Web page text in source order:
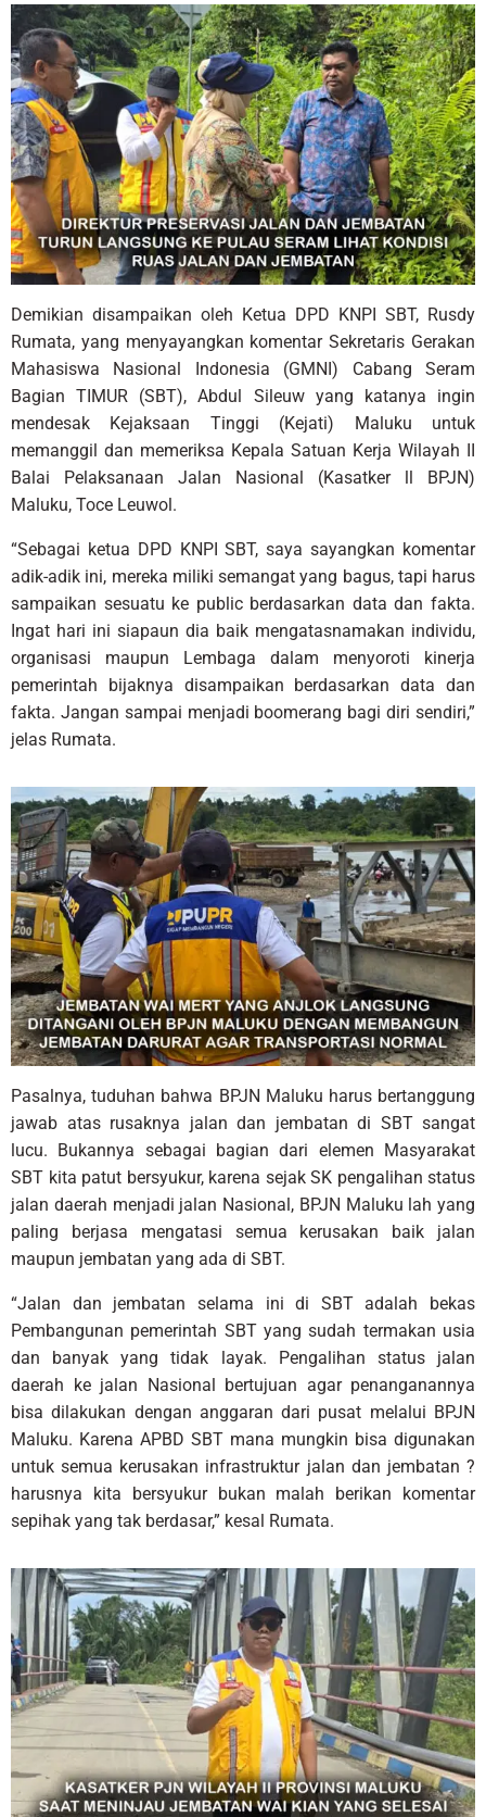
Demikian disampaikan oleh Ketua DPD KNPI SBT, Rusdy
Rumata, yang menyayangkan komentar Sekretaris Gerakan
Mahasiswa Nasional Indonesia (GMNI) Cabang Seram
Bagian TIMUR (SBT), Abdul Sileuw yang katanya ingin
mendesak Kejaksaan Tinggi (Kejati) Maluku untuk
memanggil dan memeriksa Kepala Satuan Kerja Wilayah II
Balai Pelaksanaan Jalan Nasional (Kasatker ll BPJN)
Maluku, Toce Leuwol.
“Sebagai ketua DPD KNPI SBT, saya sayangkan komentar
adik-adik ini, mereka miliki semangat yang bagus, tapi harus
sampaikan sesuatu ke public berdasarkan data dan fakta.
Ingat hari ini siapaun dia baik mengatasnamakan individu,
organisasi maupun Lembaga dalam menyoroti kinerja
pemerintah bijaknya disampaikan berdasarkan data dan
fakta. Jangan sampai menjadi boomerang bagi diri sendiri,”
jelas Rumata.
Pasalnya, tuduhan bahwa BPJN Maluku harus bertanggung
jawab atas rusaknya jalan dan jembatan di SBT sangat
lucu. Bukannya sebagai bagian dari elemen Masyarakat
SBT kita patut bersyukur, karena sejak SK pengalihan status
jalan daerah menjadi jalan Nasional, BPJN Maluku lah yang
paling berjasa mengatasi semua kerusakan baik jalan
maupun jembatan yang ada di SBT.
“Jalan dan jembatan selama ini di SBT adalah bekas
Pembangunan pemerintah SBT yang sudah termakan usia
dan banyak yang tidak layak. Pengalihan status jalan
daerah ke jalan Nasional bertujuan agar penanganannya
bisa dilakukan dengan anggaran dari pusat melalui BPJN
Maluku. Karena APBD SBT mana mungkin bisa digunakan
untuk semua kerusakan infrastruktur jalan dan jembatan ?
harusnya kita bersyukur bukan malah berikan komentar
sepihak yang tak berdasar,” kesal Rumata.